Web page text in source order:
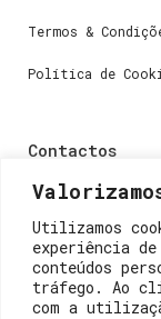
Utilizamos
experiência
conteúdos
tráfego. Ao
com a
Termos &
Política de
Contactos
Dúvidas ou
Dúvidas de